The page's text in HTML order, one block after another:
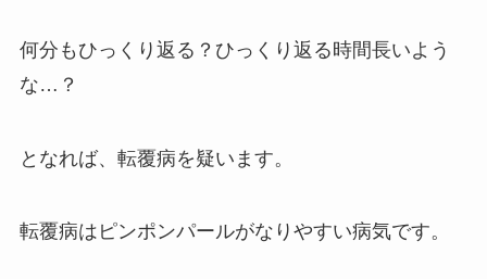
何分もひっくり返る？ひっくり返る時間長いよう
な…？
となれば、転覆病を疑います。
転覆病はピンポンパールがなりやすい病気です。